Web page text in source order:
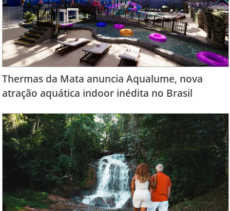
Thermas da Mata anuncia Aqualume, nova
atração aquática indoor inédita no Brasil